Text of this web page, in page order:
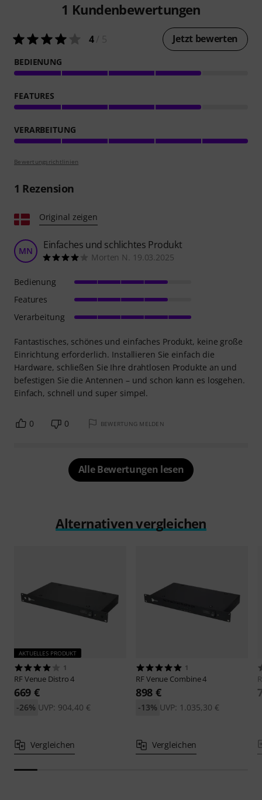
1 Kundenbewertungen
4/ 5 Jetzt bewerten
BEDIENUNG
FEATURES
VERARBEITUNG
Bewertungsrichtlinien
1 Rezension
Original zeigen
MN Einfaches und schlichtes Produkt
Morten N. 19.03.2025
Fantastisches, schönes und einfaches Produkt, keine große
Einrichtung erforderlich. Installieren Sie einfach die
Hardware, schließen Sie Ihre drahtlosen Produkte an und
befestigen Sie die Antennen – und schon kann es losgehen.
Einfach, schnell und super simpel.
Bedienung
Features
Verarbeitung
0 0 BEWERTUNG MELDEN
Alle Bewertungen lesen
Alternativen vergleichen
AKTUELLES PRODUKT
1
RF Venue Distro 4
669 €
UVP: 904,40 €
-26%
Vergleichen
1
RF Venue Combine 4
898 €
UVP: 1.035,30 €
-13%
Vergleichen